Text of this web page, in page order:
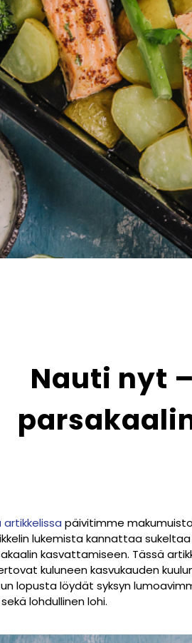
Nauti nyt
artikkelissa päivitimme
lukemista kannattaa
kasvattamiseen. Tässä
kuluneen kasvukauden
lopusta löydät syksyn
lohdullinen lohi.